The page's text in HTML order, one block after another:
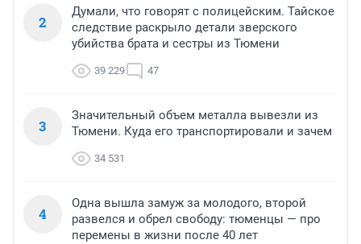
2
Думали, что говорят с полицейским. Тайское
следствие раскрыло детали зверского
убийства брата и сестры из Тюмени
39 229 47
3
Значительный объем металла вывезли из
Тюмени. Куда его транспортировали и зачем
34 531
4
Одна вышла замуж за молодого, второй
развелся и обрел свободу: тюменцы — про
перемены в жизни после 40 лет